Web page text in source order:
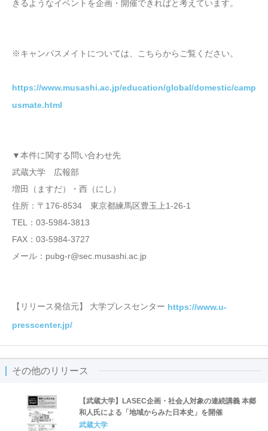
きるようなイベントを企画・開催できればと考えています。
※キャンパスメイトについては、こちらからご覧ください。
https://www.musashi.ac.jp/education/global/domestic/camp
usmate.html
▼本件に関する問い合わせ先
武蔵大学 広報部
増田（ますだ）・西（にし）
住所：〒176-8534 東京都練馬区豊玉上1-26-1
TEL：03-5984-3813
FAX：03-5984-3727
メール：pubg-r@sec.musashi.ac.jp
【リリース発信元】 大学プレスセンター https://www.u-
presscenter.jp/
その他のリリース
【武蔵大学】LASEC企画・社会人対象の連続講義 本郷
和人氏による「地域からみた日本史」を開催
武蔵大学